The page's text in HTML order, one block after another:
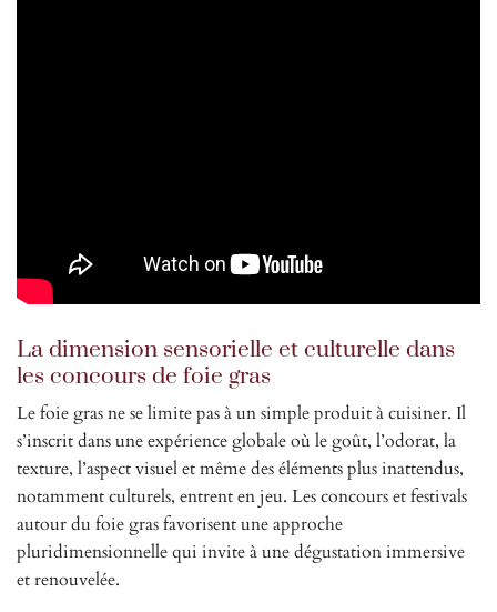
La dimension sensorielle et culturelle dans
les concours de foie gras
Le foie gras ne se limite pas à un simple produit à cuisiner. Il
s’inscrit dans une expérience globale où le goût, l’odorat, la
texture, l’aspect visuel et même des éléments plus inattendus,
notamment culturels, entrent en jeu. Les concours et festivals
autour du foie gras favorisent une approche
pluridimensionnelle qui invite à une dégustation immersive
et renouvelée.